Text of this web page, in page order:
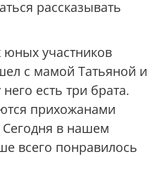
рассказывать
участников
с мамой Татьяной и
есть три брата.
прихожанами
в нашем
всего понравилось